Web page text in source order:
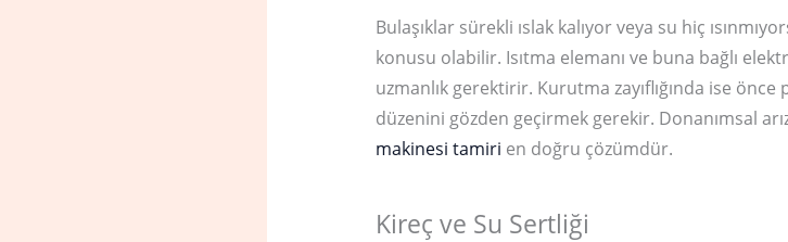
Bulaşıklar sürekli ıslak kalıyor veya su hiç
konusu olabilir. Isıtma elemanı ve buna bağlı
uzmanlık gerektirir. Kurutma zayıflığında ise önce
düzenini gözden geçirmek gerekir. Donanımsal
makinesi tamiri en doğru çözümdür.
Kireç ve Su Sertliği